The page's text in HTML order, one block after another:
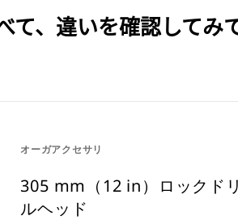
、違いを確認してみ
オーガアクセサリ
305 mm（12 in）ロックドリ
ルヘッド